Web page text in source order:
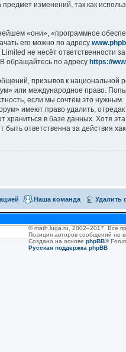
изменений, так как
«они», «программное
его можно по адресу
не несёт ответственности
обращайтесь по адресу https://
призывов к национальной
или международное право.
если мы сочтём это
имеют право удалить,
в базе данных. Хотя
ответственна за действия
Удалить
Наша команда
© math.luga.ru, 2002–2017. Все
Позиция авторов сообщений не
Создано на основе phpBB®
Русская поддержка phpBB